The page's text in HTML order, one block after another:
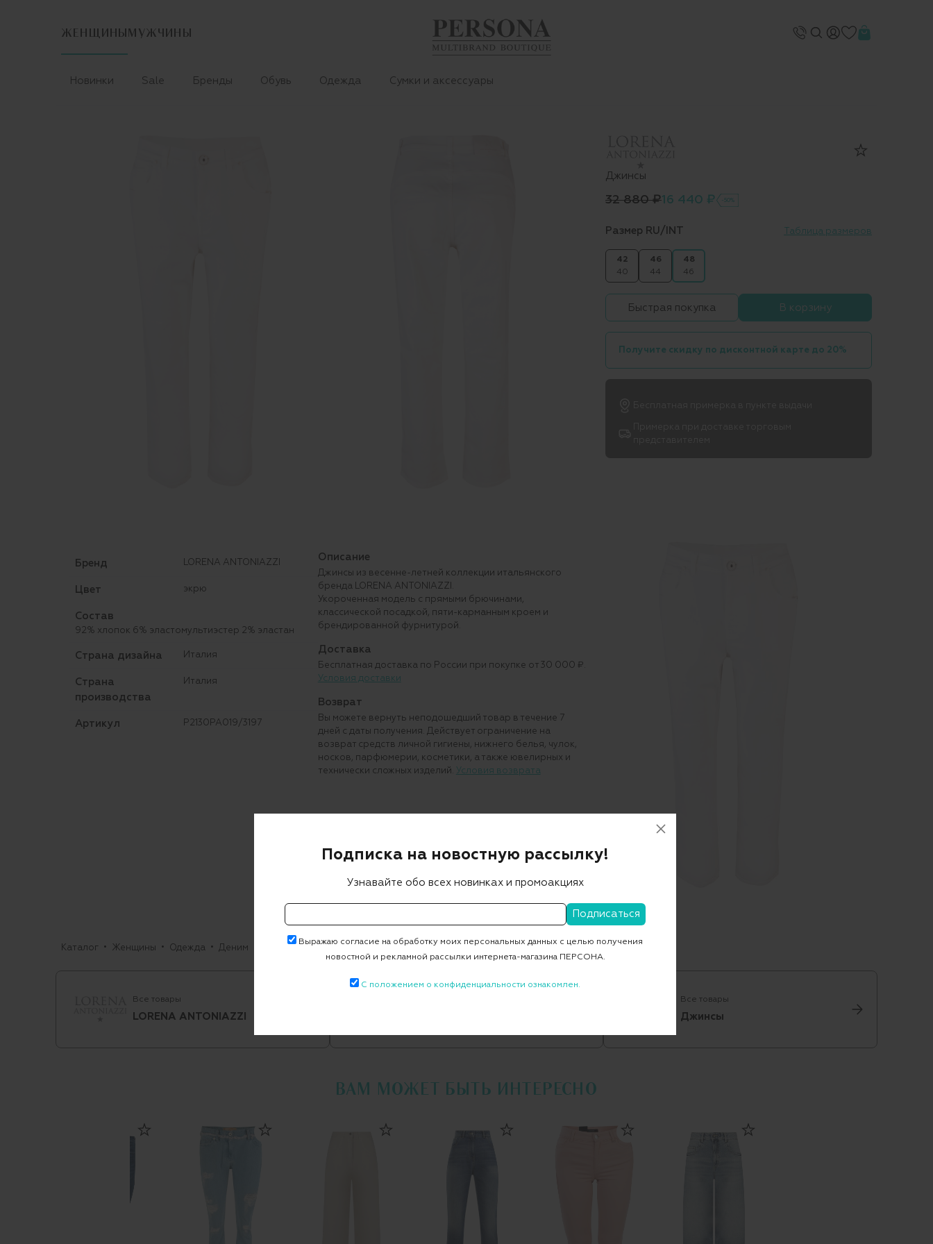
ЖЕНЩИНЫ МУЖЧИНЫ
Новинки Sale Бренды Обувь Одежда Сумки и аксессуары
Джинсы
32 880 ₽16 440 ₽ -50%
Размер RU/INT Таблица размеров
42
40
46
44
48
46
Быстрая покупка В корзину
Получите скидку по дисконтной карте до 20%
Бренд LORENA ANTONIAZZI
Цвет экрю
Состав
92% хлопок 6% эластомультиэстер 2% эластан
Страна дизайна Италия
Страна
производства
Италия
Артикул P2130PA019/3197
Описание
Джинсы из весенне-летней коллекции итальянского
бренда LORENA ANTONIAZZI.
Укороченная модель с прямыми брючинами,
классической посадкой, пяти-карманным кроем и
брендированной фурнитурой.
Доставка
Бесплатная доставка по России при покупке от 30 000 ₽.
Условия доставки
Возврат
Вы можете вернуть неподошедший товар в течение 7
дней с даты получения. Действует ограничение на
возврат средств личной гигиены, нижнего белья, чулок,
носков, парфюмерии, косметики, а также ювелирных и
технически сложных изделий. Условия возврата
Каталог Женщины Одежда Деним Джинсы
Все товары
LORENA ANTONIAZZI
Все товары
Джинсы
ВАМ МОЖЕТ БЫТЬ ИНТЕРЕСНО
Подписка на новостную рассылку!
Узнавайте обо всех новинках и промоакциях
Выражаю согласие на обработку моих персональных данных с целью получения
новостной и рекламной рассылки интернета-магазина ПЕРСОНА.
С положением о конфиденциальности ознакомлен.